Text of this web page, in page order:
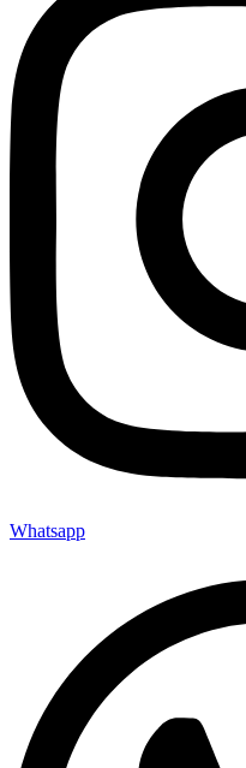
Whatsapp